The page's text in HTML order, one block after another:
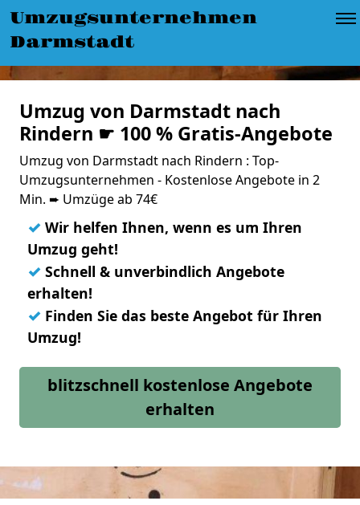
Umzugsunternehmen
Darmstadt
Umzug von Darmstadt nach
Rindern ☛ 100 % Gratis-Angebote
Umzug von Darmstadt nach Rindern : Top-
Umzugsunternehmen - Kostenlose Angebote in 2
Min. ➨ Umzüge ab 74€
✓ Wir helfen Ihnen, wenn es um Ihren
Umzug geht!
✓ Schnell & unverbindlich Angebote
erhalten!
✓ Finden Sie das beste Angebot für Ihren
Umzug!
blitzschnell kostenlose Angebote
erhalten